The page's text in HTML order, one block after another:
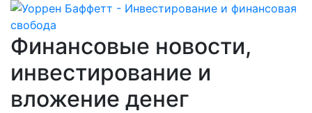
Финансовые новости,
инвестирование и
вложение денег